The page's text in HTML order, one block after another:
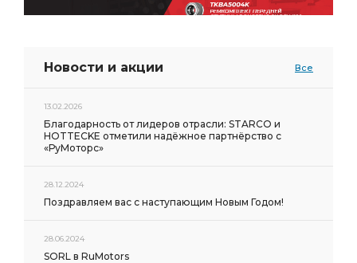
Новости и акции Все
13.02.2026
Благодарность от лидеров отрасли: STARCO и
HOTTECKE отметили надёжное партнёрство с
«РуМоторс»
28.12.2024
Поздравляем вас с наступающим Новым Годом!
28.06.2024
SORL в RuMotors